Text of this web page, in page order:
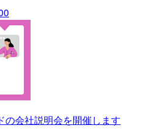
の会社説明会を開催します